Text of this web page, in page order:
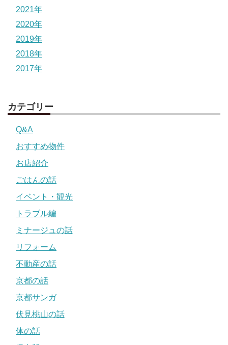
2021年
2020年
2019年
2018年
2017年
カテゴリー
Q&A
おすすめ物件
お店紹介
ごはんの話
イベント・観光
トラブル編
ミナージュの話
リフォーム
不動産の話
京都の話
京都サンガ
伏見桃山の話
体の話